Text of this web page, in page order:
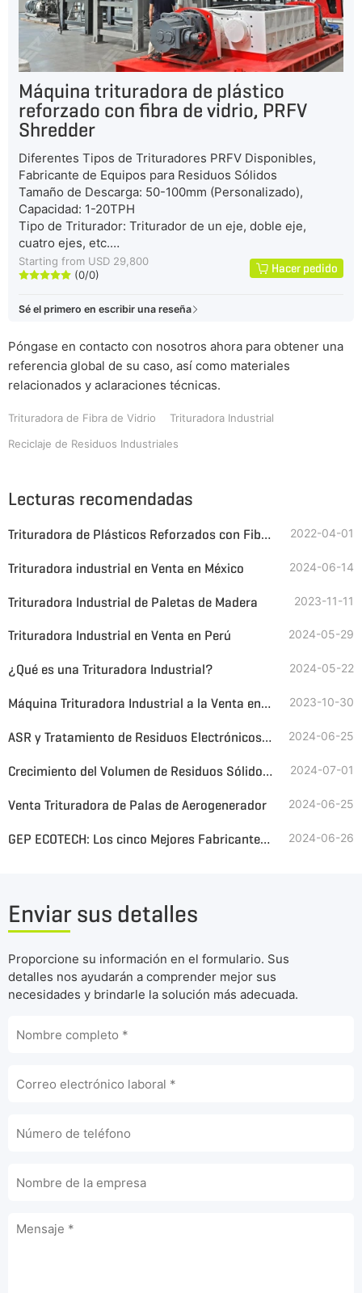
Máquina trituradora de plástico
reforzado con fibra de vidrio, PRFV
Shredder
Diferentes Tipos de Trituradores PRFV Disponibles,
Fabricante de Equipos para Residuos Sólidos
Tamaño de Descarga: 50-100mm (Personalizado),
Capacidad: 1-20TPH
Tipo de Triturador: Triturador de un eje, doble eje,
cuatro ejes, etc.
Características: Diseño Compacto, Montaje Modular,
Fácil Mantenimiento, Operación Segura, Larga Vida Útil.
Starting from USD 29,800
(0/0) Hacer pedido
Sé el primero en escribir una reseña
Póngase en contacto con nosotros ahora para obtener una
referencia global de su caso, así como materiales
relacionados y aclaraciones técnicas.
Trituradora de Fibra de Vidrio Trituradora Industrial
Reciclaje de Residuos Industriales
Lecturas recomendadas
Trituradora de Plásticos Reforzados con Fibra, ¿Qué equipo se Utiliza para la Eliminación de Residuos de FRP? 2022-04-01
Trituradora industrial en Venta en México 2024-06-14
Trituradora Industrial de Paletas de Madera 2023-11-11
Trituradora Industrial en Venta en Perú 2024-05-29
¿Qué es una Trituradora Industrial? 2024-05-22
Máquina Trituradora Industrial a la Venta en Peru 2023-10-30
ASR y Tratamiento de Residuos Electrónicos con la Trituradora GEP ECOTECH 2024-06-25
Crecimiento del Volumen de Residuos Sólidos Industriales, GEP ECOTECH Trituradoras industriales para Gestionarlos 2024-07-01
Venta Trituradora de Palas de Aerogenerador 2024-06-25
GEP ECOTECH: Los cinco Mejores Fabricantes de Máquinas Trituradoras Industriales de China 2024-06-26
Enviar sus detalles
Proporcione su información en el formulario. Sus
detalles nos ayudarán a comprender mejor sus
necesidades y brindarle la solución más adecuada.